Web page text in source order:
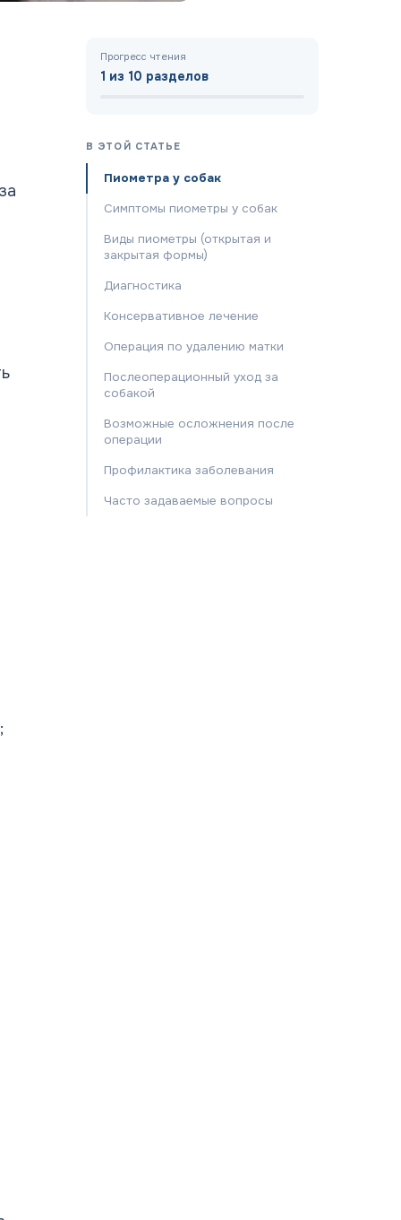
Прогресс чтения
1 из 10 разделов
В ЭТОЙ СТАТЬЕ
Пиометра у собак
Симптомы пиометры у собак
Виды пиометры (открытая и
закрытая формы)
Диагностика
Консервативное лечение
Операция по удалению матки
Послеоперационный уход за
собакой
Возможные осложнения после
операции
Профилактика заболевания
Часто задаваемые вопросы